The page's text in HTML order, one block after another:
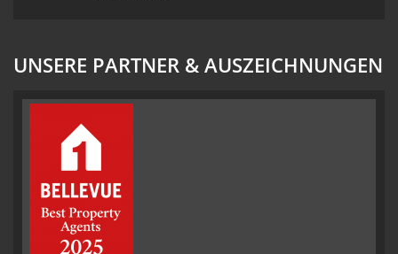
UNSERE PARTNER & AUSZEICHNUNGEN